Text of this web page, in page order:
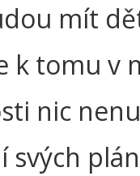
mít
k tomu v
nic
svých